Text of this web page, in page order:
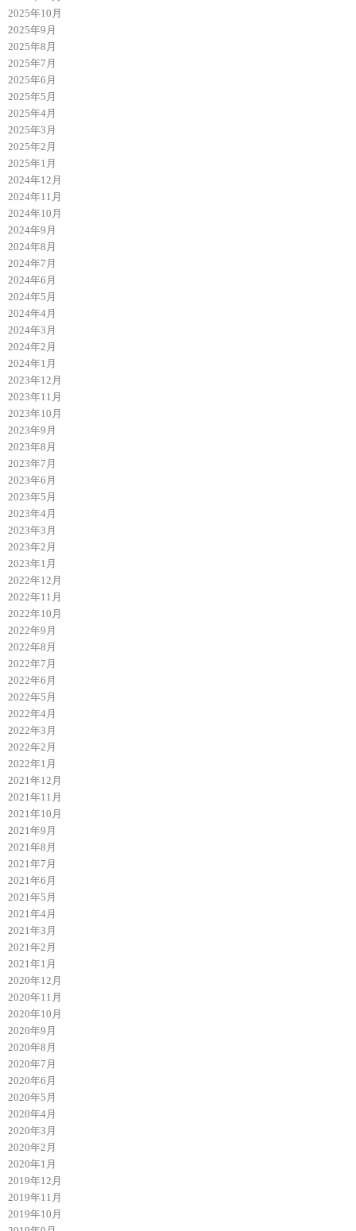
2025年10月
2025年9月
2025年8月
2025年7月
2025年6月
2025年5月
2025年4月
2025年3月
2025年2月
2025年1月
2024年12月
2024年11月
2024年10月
2024年9月
2024年8月
2024年7月
2024年6月
2024年5月
2024年4月
2024年3月
2024年2月
2024年1月
2023年12月
2023年11月
2023年10月
2023年9月
2023年8月
2023年7月
2023年6月
2023年5月
2023年4月
2023年3月
2023年2月
2023年1月
2022年12月
2022年11月
2022年10月
2022年9月
2022年8月
2022年7月
2022年6月
2022年5月
2022年4月
2022年3月
2022年2月
2022年1月
2021年12月
2021年11月
2021年10月
2021年9月
2021年8月
2021年7月
2021年6月
2021年5月
2021年4月
2021年3月
2021年2月
2021年1月
2020年12月
2020年11月
2020年10月
2020年9月
2020年8月
2020年7月
2020年6月
2020年5月
2020年4月
2020年3月
2020年2月
2020年1月
2019年12月
2019年11月
2019年10月